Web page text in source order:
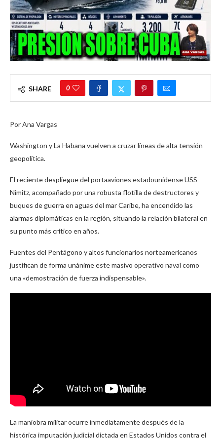
SHARE 0
Por Ana Vargas
Washington y La Habana vuelven a cruzar líneas de alta tensión
geopolítica.
El reciente despliegue del portaaviones estadounidense USS
Nimitz, acompañado por una robusta flotilla de destructores y
buques de guerra en aguas del mar Caribe, ha encendido las
alarmas diplomáticas en la región, situando la relación bilateral en
su punto más crítico en años.
Fuentes del Pentágono y altos funcionarios norteamericanos
justifican de forma unánime este masivo operativo naval como
una «demostración de fuerza indispensable».
La maniobra militar ocurre inmediatamente después de la
histórica imputación judicial dictada en Estados Unidos contra el